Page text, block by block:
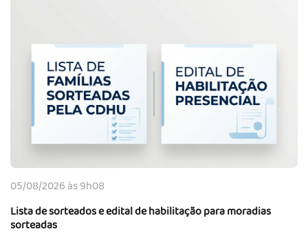
05/08/2026 às 9h08
Lista de sorteados e edital de habilitação para moradias
sorteadas